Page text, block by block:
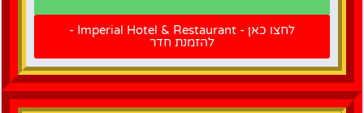
להזמנת
חדר
לחצו כאן - Imperial Hotel & Restaurant -
להזמנת חדר